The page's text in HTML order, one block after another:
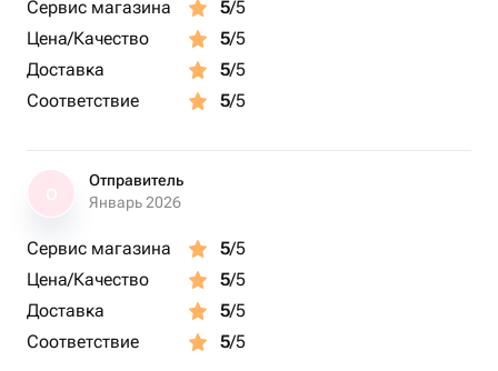
Сервис магазина 5/5
Цена/Качество
5/5
Доставка
5/5
Соответствие
5/5
Отправитель
Январь 2026
Сервис магазина 5/5
Цена/Качество
5/5
Доставка
5/5
Соответствие
5/5